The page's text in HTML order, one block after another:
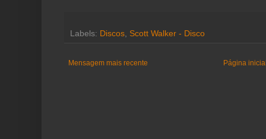
Labels: Discos, Scott Walker - Disco
Mensagem mais recente Página